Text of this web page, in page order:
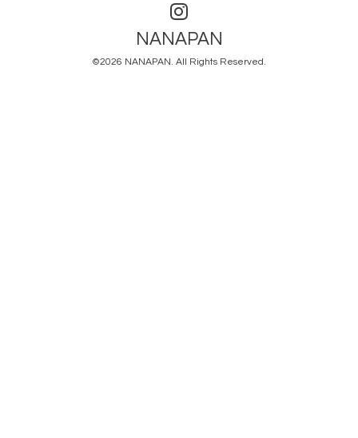
NANAPAN
©2026 NANAPAN. All Rights Reserved.